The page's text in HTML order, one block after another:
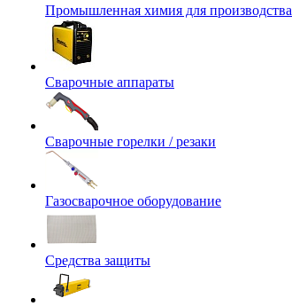
Промышленная химия для производства
Сварочные аппараты
Сварочные горелки / резаки
Газосварочное оборудование
Средства защиты